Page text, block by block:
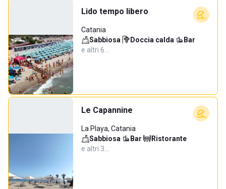
Lido tempo libero
Catania
Sabbiosa· Doccia calda· Bar·
e altri 6…
Le Capannine
La Playa, Catania
Sabbiosa· Bar· Ristorante·
e altri 3…